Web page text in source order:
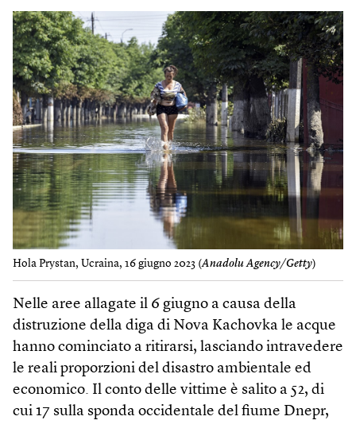
Hola Prystan, Ucraina, 16 giugno 2023 (Anadolu Agency/Getty)
Nelle aree allagate il 6 giugno a causa della
distruzione della diga di Nova Kachovka le acque
hanno cominciato a ritirarsi, lasciando intravedere
le reali proporzioni del disastro ambientale ed
economico. Il conto delle vittime è salito a 52, di
cui 17 sulla sponda occidentale del fiume Dnepr,